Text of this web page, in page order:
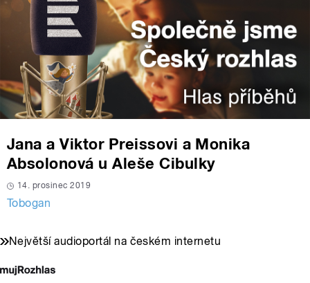
Jana a Viktor Preissovi a Monika
Absolonová u Aleše Cibulky
14. prosinec 2019
Tobogan
Největší audioportál na českém internetu